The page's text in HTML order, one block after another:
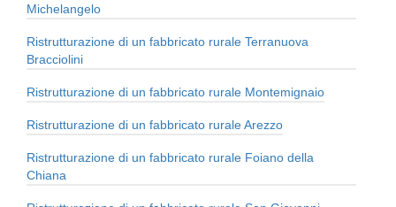
Michelangelo
Ristrutturazione di un fabbricato rurale Terranuova
Bracciolini
Ristrutturazione di un fabbricato rurale Montemignaio
Ristrutturazione di un fabbricato rurale Arezzo
Ristrutturazione di un fabbricato rurale Foiano della
Chiana